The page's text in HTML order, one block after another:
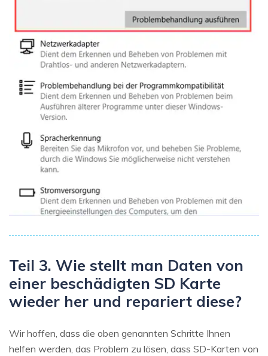
Teil 3. Wie stellt man Daten von
einer beschädigten SD Karte
wieder her und repariert diese?
Wir hoffen, dass die oben genannten Schritte Ihnen
helfen werden, das Problem zu lösen, dass SD-Karten von